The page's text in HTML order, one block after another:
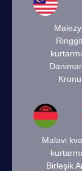
Kronu
Malavi
Birleşik